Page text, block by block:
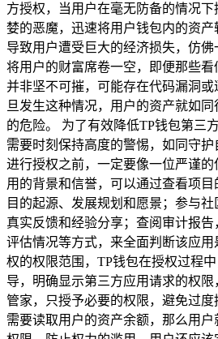
方授权，当用户在毫无防备的情况
婪的恶魔，迅速将用户钱包内的资产
导致用户遭受巨大的经济损失，仿佛
将用户的财富席卷一空，即便那些
并非坚不可摧，可能存在代码漏洞
旦发生这种情况，用户的资产就如
的危险。 为了有效降低TP钱包第三
需要时刻保持高度的警惕，如同守
进行授权之前，一定要像一位严谨
用的背景和信誉，可以通过查看项
目的起源、发展规划和愿景；参与
真实反馈和经验分享；查阅审计报
评估情况等方式，来全面判断该应
权的权限范围，TP钱包在授权过程
导，明确显示第三方应用请求的权
管家，只授予必要的权限，避免过
需要读取用户的资产余额，那么用